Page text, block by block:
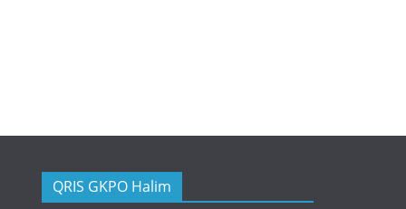
QRIS GKPO Halim